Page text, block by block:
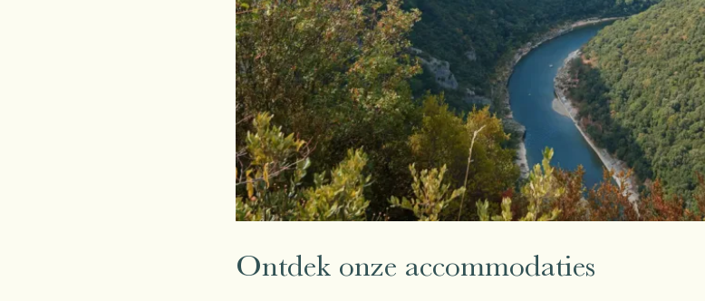
Ontdek onze accommodaties